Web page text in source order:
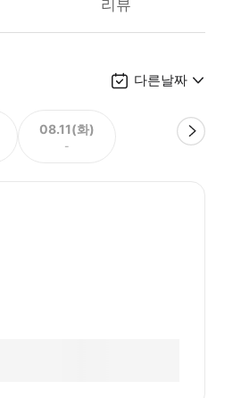
리뷰
다른날짜
08.11(화)
-